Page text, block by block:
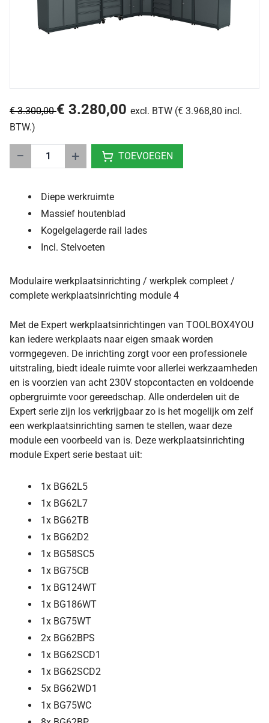
Modulaire werkplaatsinrichting / werkplek compleet /
complete werkplaatsinrichting module 4
Met de Expert werkplaatsinrichtingen van TOOLBOX4YOU
kan iedere werkplaats naar eigen smaak worden
vormgegeven. De inrichting zorgt voor een professionele
uitstraling, biedt ideale ruimte voor allerlei werkzaamheden
en is voorzien van acht 230V stopcontacten en voldoende
opbergruimte voor gereedschap. Alle onderdelen uit de
Expert serie zijn los verkrijgbaar zo is het mogelijk om zelf
een werkplaatsinrichting samen te stellen, waar deze
module een voorbeeld van is. Deze werkplaatsinrichting
module Expert serie bestaat uit:
1x BG62L5
1x BG62L7
1x BG62TB
1x BG62D2
1x BG58SC5
1x BG75CB
1x BG124WT
1x BG186WT
1x BG75WT
2x BG62BPS
1x BG62SCD1
1x BG62SCD2
5x BG62WD1
1x BG75WC
€ 3.300,00€ 3.280,00 excl. BTW (€ 3.968,80 incl.
BTW.)
− + TOEVOEGEN
Diepe werkruimte
Massief houtenblad
Kogelgelagerde rail lades
Incl. Stelvoeten